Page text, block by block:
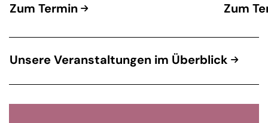
Zum Termin Zum
Unsere Veranstaltungen im Überblick